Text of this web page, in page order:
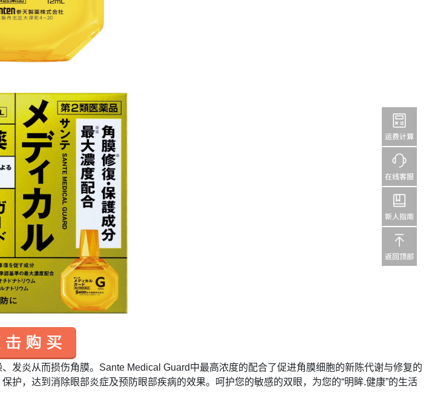
发炎从而损伤角膜。Sante Medical Guard中最高浓度的配合了促进角膜细胞的新陈代谢与修复的
，达到消除眼部炎症及预防眼部疾病的效果。呵护您的敏感的双眼，为您的“明眸.健康”的生活